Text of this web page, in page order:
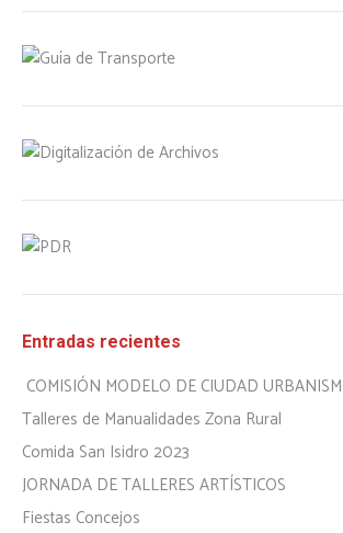
Entradas recientes
COMISIÓN MODELO DE CIUDAD
Talleres de Manualidades Zona Rural
Comida San Isidro 2023
JORNADA DE TALLERES ARTÍSTICOS
Fiestas Concejos